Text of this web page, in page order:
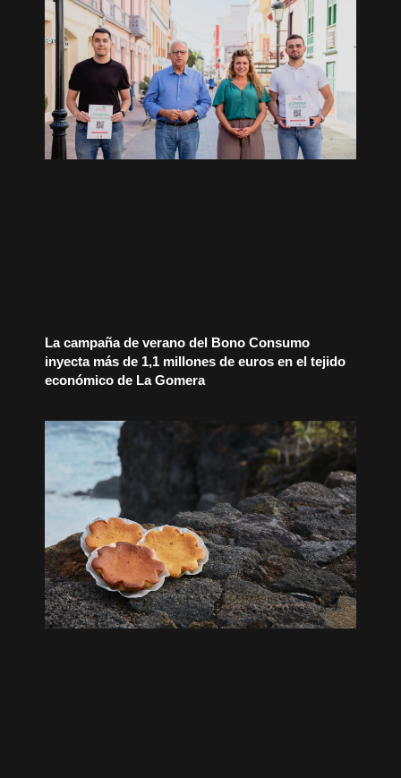
La campaña de verano del Bono Consumo
inyecta más de 1,1 millones de euros en el tejido
económico de La Gomera